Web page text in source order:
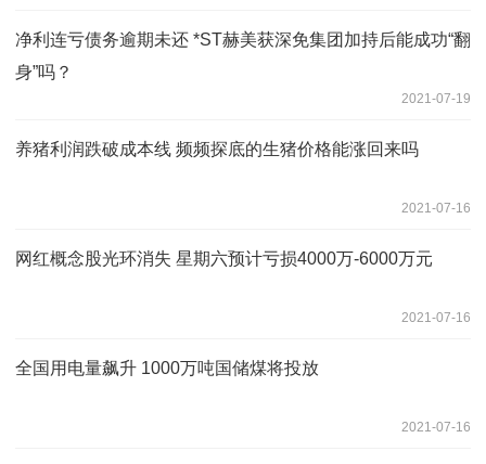
净利连亏债务逾期未还 *ST赫美获深免集团加持后能成功“翻
身”吗？
2021-07-19
养猪利润跌破成本线 频频探底的生猪价格能涨回来吗
2021-07-16
网红概念股光环消失 星期六预计亏损4000万-6000万元
2021-07-16
全国用电量飙升 1000万吨国储煤将投放
2021-07-16